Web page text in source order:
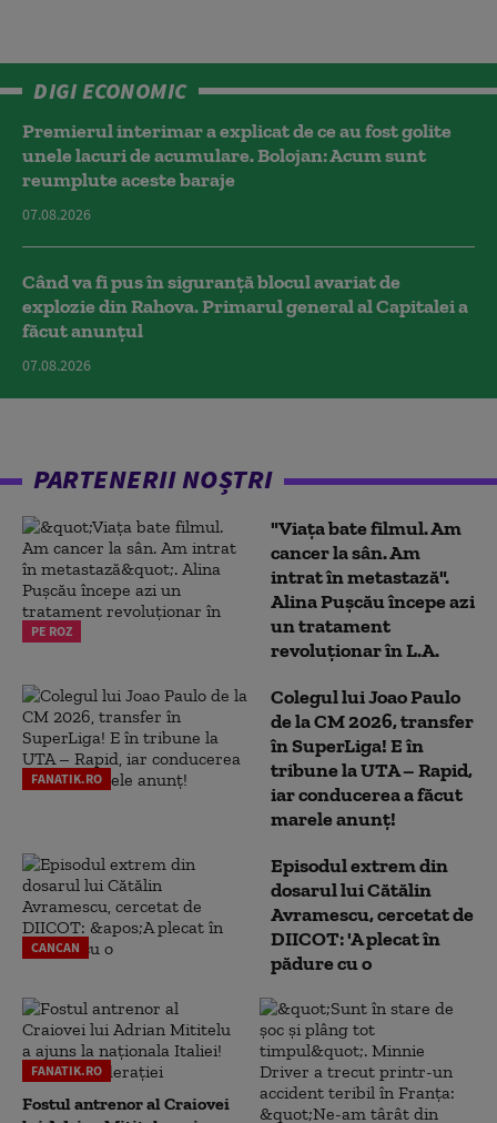
DIGI ECONOMIC
Premierul interimar a explicat de ce au fost golite
unele lacuri de acumulare. Bolojan: Acum sunt
reumplute aceste baraje
07.08.2026
Când va fi pus în siguranță blocul avariat de
explozie din Rahova. Primarul general al Capitalei a
făcut anunțul
07.08.2026
PARTENERII NOȘTRI
PE ROZ
"Viața bate filmul. Am
cancer la sân. Am
intrat în metastază".
Alina Pușcău începe azi
un tratament
revoluționar în L.A.
FANATIK.RO
Colegul lui Joao Paulo
de la CM 2026, transfer
în SuperLiga! E în
tribune la UTA – Rapid,
iar conducerea a făcut
marele anunț!
CANCAN
Episodul extrem din
dosarul lui Cătălin
Avramescu, cercetat de
DIICOT: 'A plecat în
pădure cu o
FANATIK.RO
Fostul antrenor al Craiovei